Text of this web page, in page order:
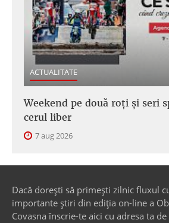
ACTUALITATE
Weekend pe două roți și seri
cerul liber
7 aug 2026
Dacă dorești să primești zilnic fluxul
importante știri din ediția on-line a
Covasna înscrie-te aici cu adresa ta